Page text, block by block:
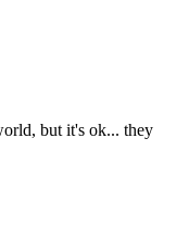
but it's ok... they